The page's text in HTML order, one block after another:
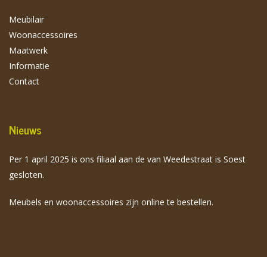
Meubilair
Woonaccessoires
Maatwerk
Informatie
Contact
Nieuws
Per 1 april 2025 is ons filiaal aan de van Weedestraat is Soest
gesloten.
Meubels en woonaccessoires zijn online te bestellen.